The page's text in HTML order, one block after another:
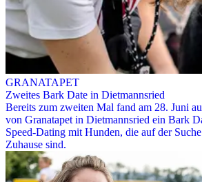
GRANATAPET
Zweites Bark Date in Dietmannsried
Bereits zum zweiten Mal fand am 28. Juni
von Granatapet in Dietmannsried ein Bark
Speed-Dating mit Hunden, die auf der
Zuhause sind.